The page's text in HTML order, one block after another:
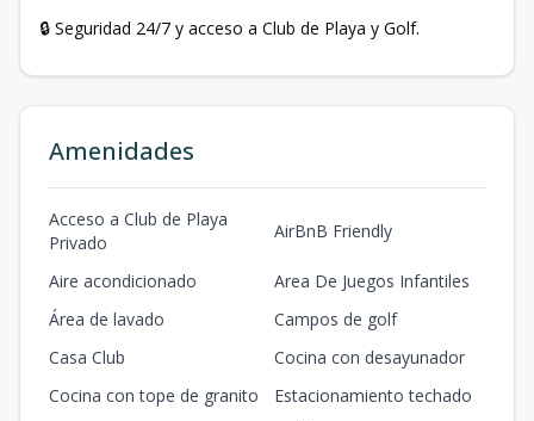
🔒 Seguridad 24/7 y acceso a Club de Playa y Golf.
Amenidades
Acceso a Club de Playa
Privado
AirBnB Friendly
Aire acondicionado
Area De Juegos Infantiles
Área de lavado
Campos de golf
Casa Club
Cocina con desayunador
Cocina con tope de granito
Estacionamiento techado